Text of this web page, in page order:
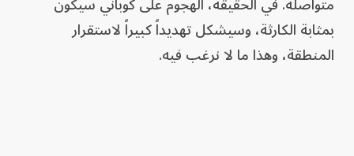
بمثابة الكارثة، وسيشكل تهديداً كبيراً لاستقرار
المنطقة، وهذا ما لا نرغب فيه.